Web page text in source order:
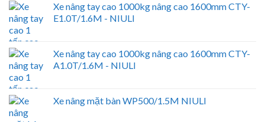
Xe nâng tay cao 1000kg nâng cao 1600mm CTY-
E1.0T/1.6M - NIULI
Xe nâng tay cao 1000kg nâng cao 1600mm CTY-
A1.0T/1.6M - NIULI
Xe nâng mặt bàn WP500/1.5M NIULI